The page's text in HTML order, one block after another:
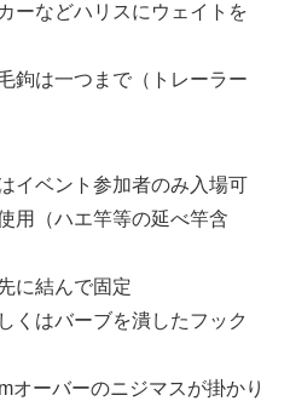
ーなどハリスにウェイトを
鉤は一つまで（トレーラー
イベント参加者のみ入場可
用（ハエ竿等の延べ竿含
に結んで固定
くはバーブを潰したフック
オーバーのニジマスが掛かり